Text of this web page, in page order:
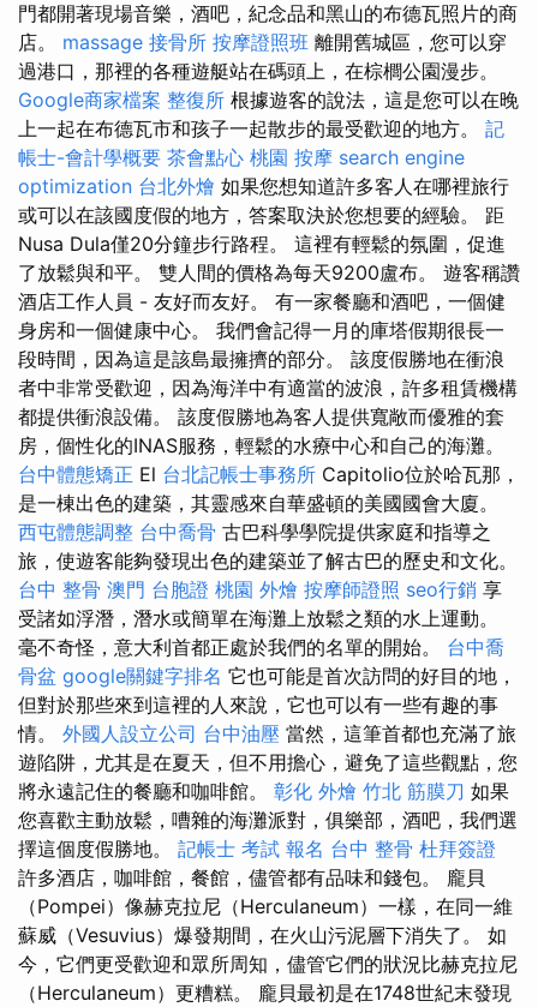
門都開著現場音樂，酒吧，紀念品和黑山的布德瓦照片的商
店。 massage 接骨所 按摩證照班 離開舊城區，您可以穿
過港口，那裡的各種遊艇站在碼頭上，在棕櫚公園漫步。
Google商家檔案 整復所 根據遊客的說法，這是您可以在晚
上一起在布德瓦市和孩子一起散步的最受歡迎的地方。 記
帳士-會計學概要 茶會點心 桃園 按摩 search engine
optimization 台北外燴 如果您想知道許多客人在哪裡旅行
或可以在該國度假的地方，答案取決於您想要的經驗。 距
Nusa Dula僅20分鐘步行路程。 這裡有輕鬆的氛圍，促進
了放鬆與和平。 雙人間的價格為每天9200盧布。 遊客稱讚
酒店工作人員 - 友好而友好。 有一家餐廳和酒吧，一個健
身房和一個健康中心。 我們會記得一月的庫塔假期很長一
段時間，因為這是該島最擁擠的部分。 該度假勝地在衝浪
者中非常受歡迎，因為海洋中有適當的波浪，許多租賃機構
都提供衝浪設備。 該度假勝地為客人提供寬敞而優雅的套
房，個性化的INAS服務，輕鬆的水療中心和自己的海灘。
台中體態矯正 El 台北記帳士事務所 Capitolio位於哈瓦那，
是一棟出色的建築，其靈感來自華盛頓的美國國會大廈。
西屯體態調整 台中喬骨 古巴科學學院提供家庭和指導之
旅，使遊客能夠發現出色的建築並了解古巴的歷史和文化。
台中 整骨 澳門 台胞證 桃園 外燴 按摩師證照 seo行銷 享
受諸如浮潛，潛水或簡單在海灘上放鬆之類的水上運動。
毫不奇怪，意大利首都正處於我們的名單的開始。 台中喬
骨盆 google關鍵字排名 它也可能是首次訪問的好目的地，
但對於那些來到這裡的人來說，它也可以有一些有趣的事
情。 外國人設立公司 台中油壓 當然，這筆首都也充滿了旅
遊陷阱，尤其是在夏天，但不用擔心，避免了這些觀點，您
將永遠記住的餐廳和咖啡館。 彰化 外燴 竹北 筋膜刀 如果
您喜歡主動放鬆，嘈雜的海灘派對，俱樂部，酒吧，我們選
擇這個度假勝地。 記帳士 考試 報名 台中 整骨 杜拜簽證
許多酒店，咖啡館，餐館，儘管都有品味和錢包。 龐貝
（Pompei）像赫克拉尼（Herculaneum）一樣，在同一維
蘇威（Vesuvius）爆發期間，在火山污泥層下消失了。 如
今，它們更受歡迎和眾所周知，儘管它們的狀況比赫克拉尼
（Herculaneum）更糟糕。 龐貝最初是在1748世紀末發現